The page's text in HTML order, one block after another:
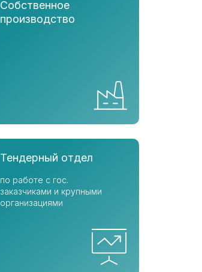
Собственное
производство
Тендерный отдел
по работе с гос.
заказчиками и крупными
организациями